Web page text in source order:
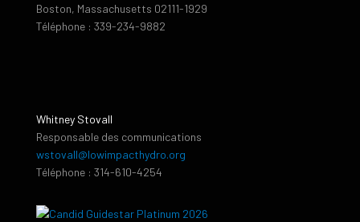
Boston, Massachusetts 02111-1929
Téléphone : 339-234-9882
Whitney Stovall
Responsable des communications
wstovall@lowimpacthydro.org
Téléphone : 314-610-4254